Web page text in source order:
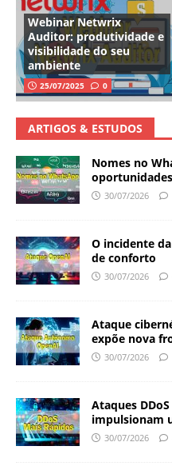
Webinar Netwrix
Auditor: produtividade e
visibilidade do seu
ambiente
25/07/2025 0
ARTIGOS & ESTUDOS
Nomes no
30/07/2026
O incidente
de conforto
30/07/2026
Ataque
expõe nova
30/07/2026
Ataques
impulsionam
30/07/2026